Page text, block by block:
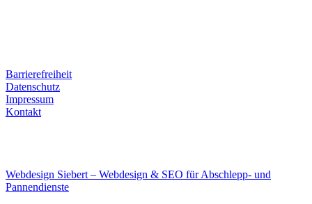
Barrierefreiheit
Datenschutz
Impressum
Kontakt
Webdesign Siebert – Webdesign & SEO für Abschlepp- und
Pannendienste